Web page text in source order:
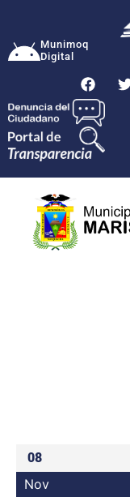
Munimoq
Digital
08
Nov